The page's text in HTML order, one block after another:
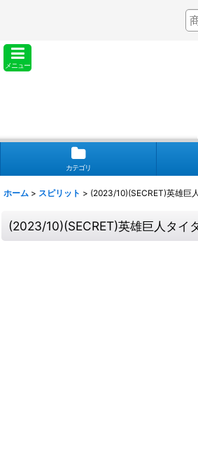
メニュー
カテゴリ
ホーム > スピリット > (2023/10)(SECRET)英雄巨
(2023/10)(SECRET)英雄巨人タイ